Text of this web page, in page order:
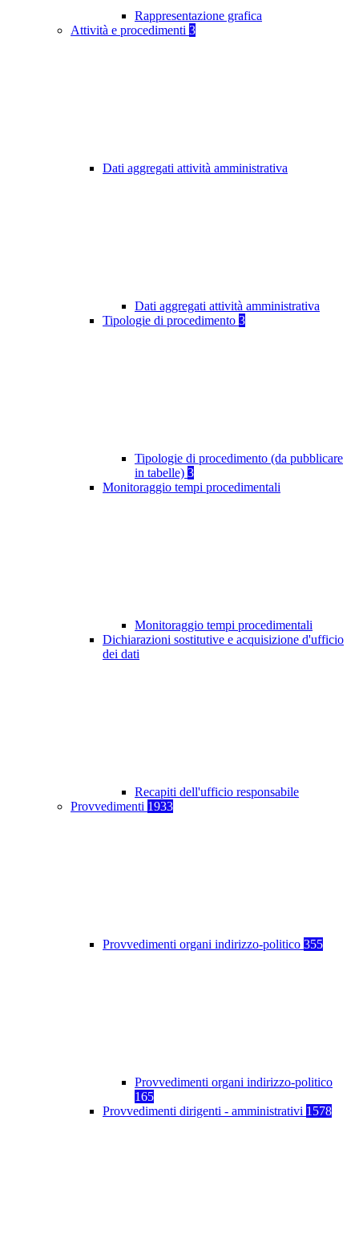
Rappresentazione grafica
Attività e procedimenti 3
Dati aggregati attività amministrativa
Dati aggregati attività amministrativa
Tipologie di procedimento 3
Tipologie di procedimento (da pubblicare
in tabelle) 3
Monitoraggio tempi procedimentali
Monitoraggio tempi procedimentali
Dichiarazioni sostitutive e acquisizione d'ufficio
dei dati
Recapiti dell'ufficio responsabile
Provvedimenti 1933
Provvedimenti organi indirizzo-politico 355
Provvedimenti organi indirizzo-politico
165
Provvedimenti dirigenti - amministrativi 1578